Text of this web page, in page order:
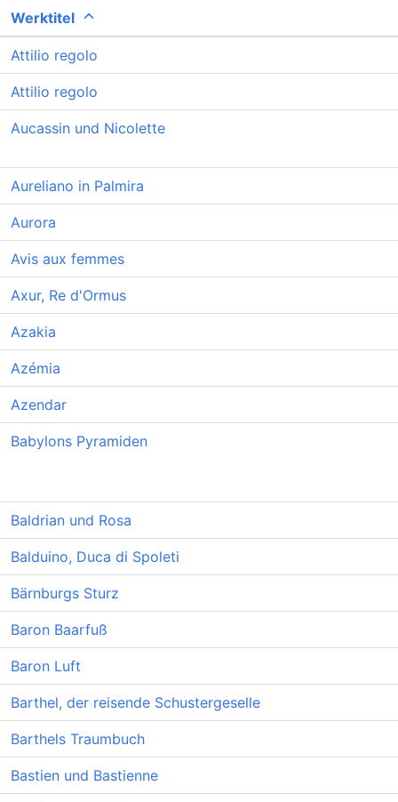
Werktitel
Attilio regolo
Attilio regolo
Aucassin und Nicolette
Aureliano in Palmira
Aurora
Avis aux femmes
Axur, Re d'Ormus
Azakia
Azémia
Azendar
Babylons Pyramiden
Baldrian und Rosa
Balduino, Duca di Spoleti
Bärnburgs Sturz
Baron Baarfuß
Baron Luft
Barthel, der reisende Schustergeselle
Barthels Traumbuch
Bastien und Bastienne